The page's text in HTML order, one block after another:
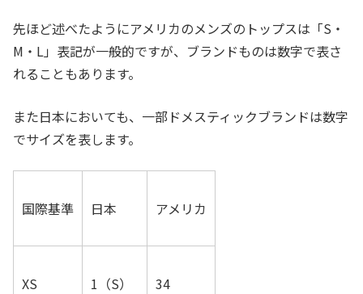
先ほど述べたようにアメリカのメンズのトップスは「S・
M・L」表記が一般的ですが、ブランドものは数字で表さ
れることもあります。
また日本においても、一部ドメスティックブランドは数字
でサイズを表します。
国際基準 日本 アメリカ
XS 1（S） 34